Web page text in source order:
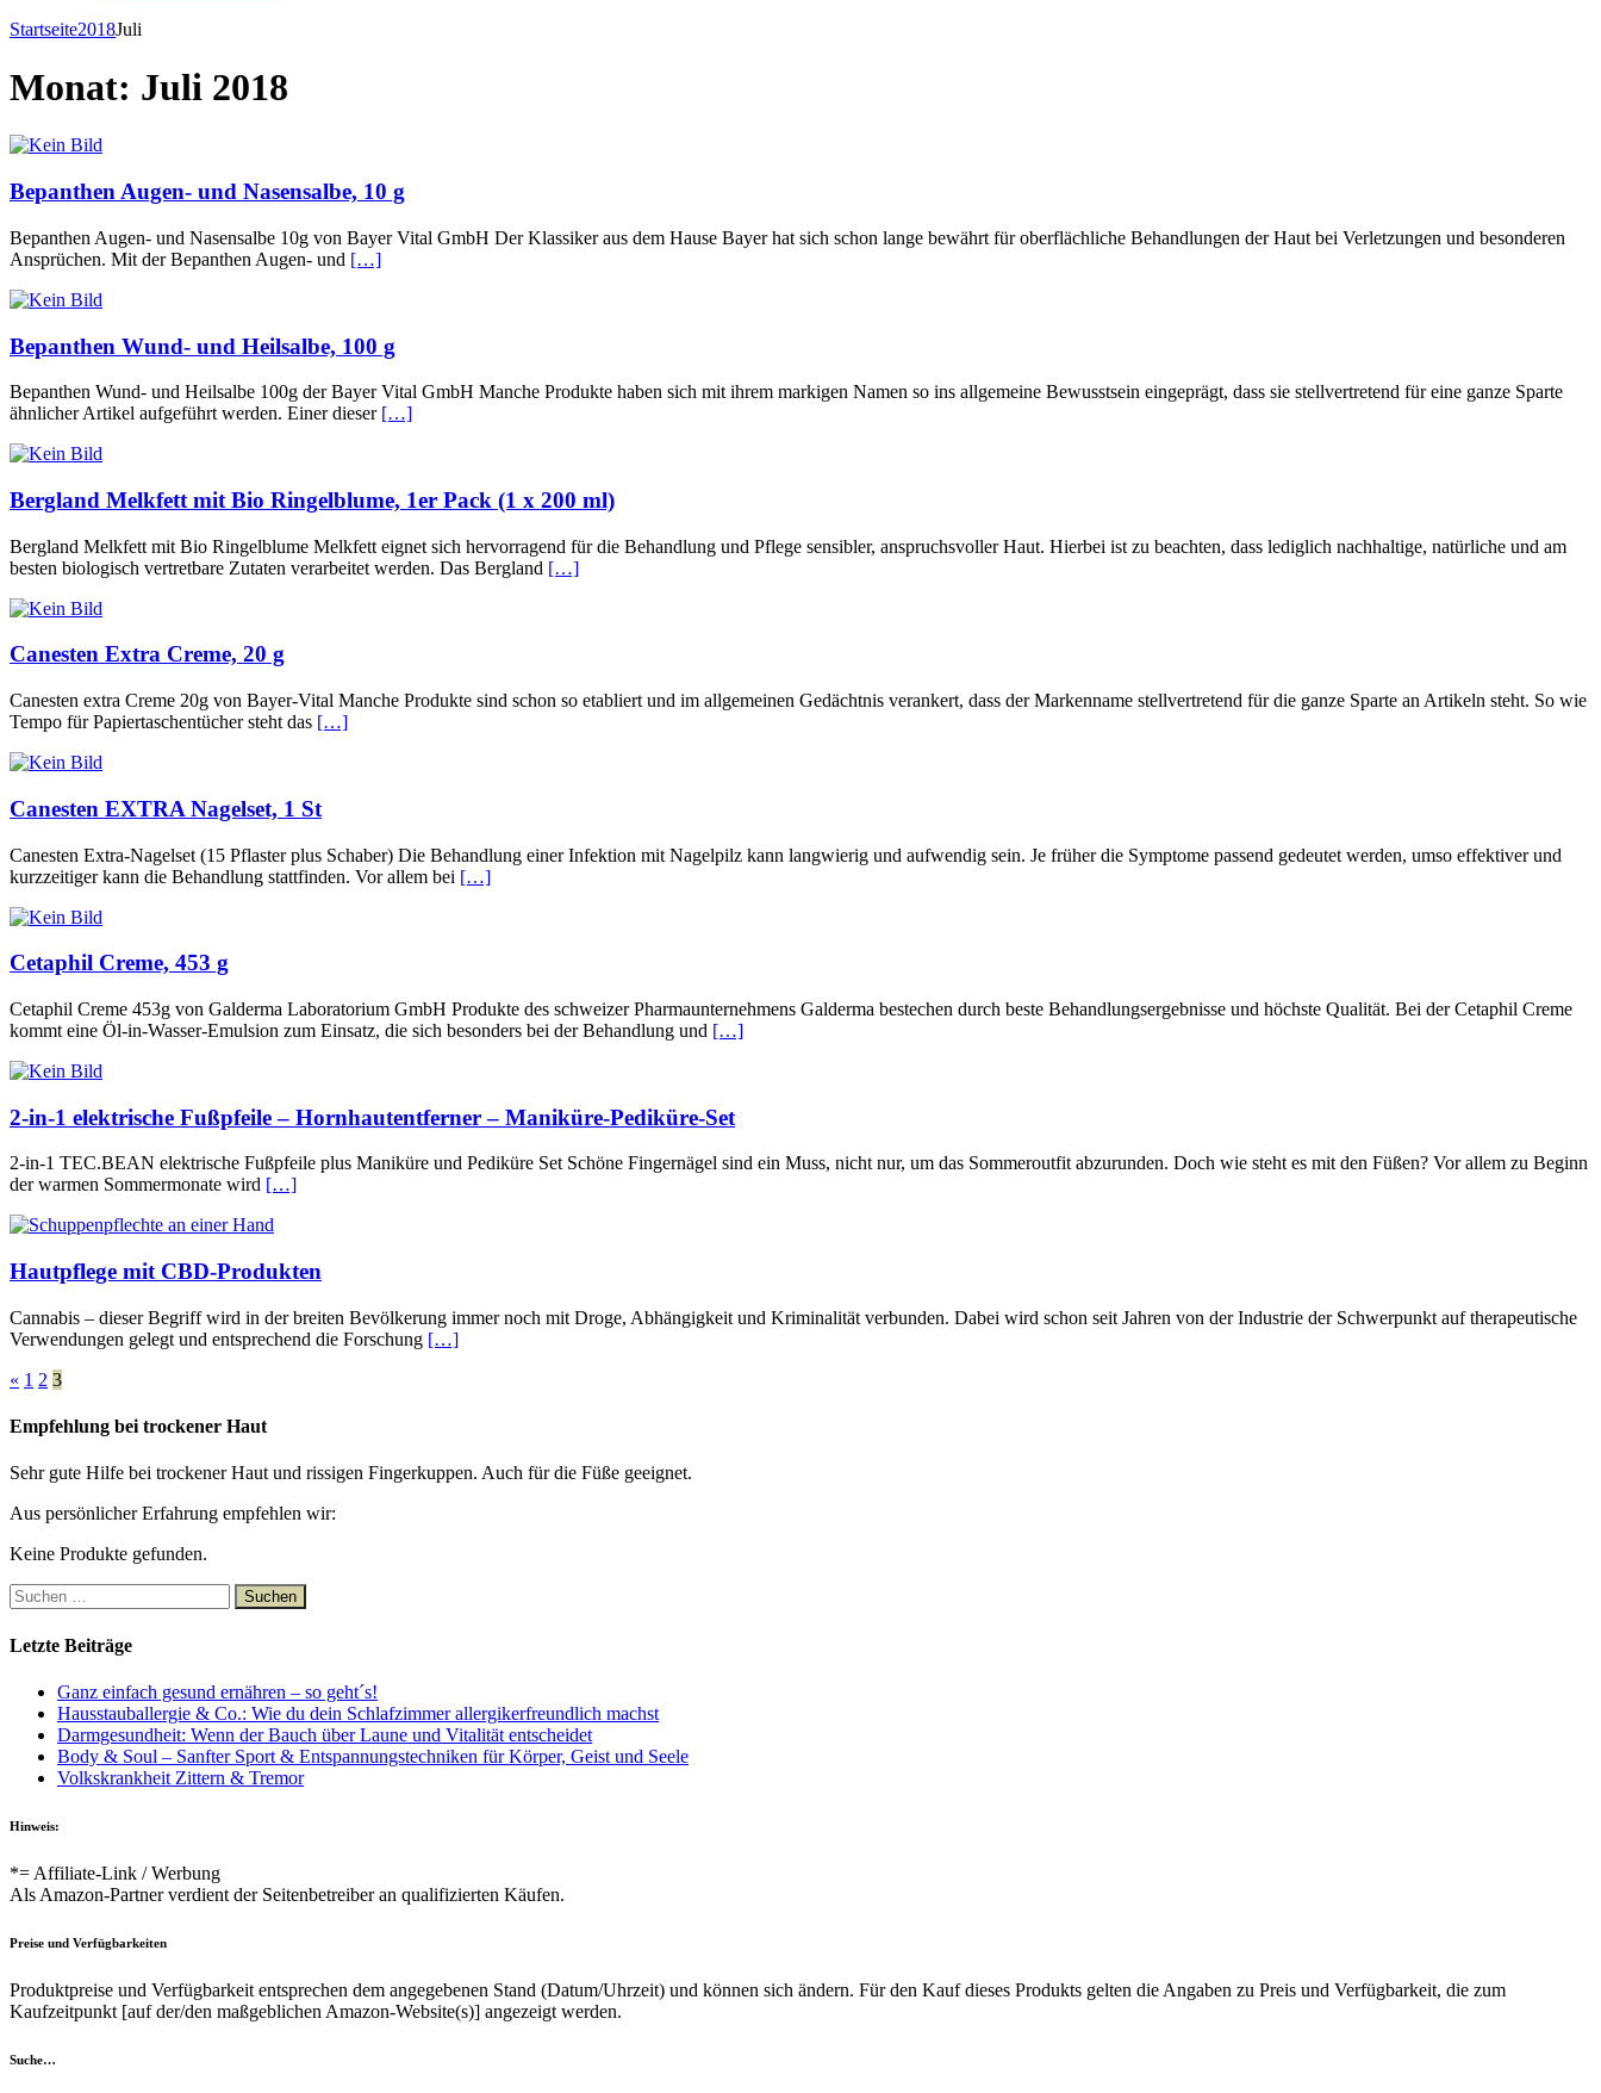
Startseite2018Juli
Monat: Juli 2018
Bepanthen Augen- und Nasensalbe, 10 g
Bepanthen Augen- und Nasensalbe 10g von Bayer Vital GmbH Der Klassiker aus dem Hause Bayer hat sich schon lange bewährt für oberflächliche Behandlungen der Haut bei Verletzungen und besonderen
Ansprüchen. Mit der Bepanthen Augen- und […]
Bepanthen Wund- und Heilsalbe, 100 g
Bepanthen Wund- und Heilsalbe 100g der Bayer Vital GmbH Manche Produkte haben sich mit ihrem markigen Namen so ins allgemeine Bewusstsein eingeprägt, dass sie stellvertretend für eine ganze Sparte
ähnlicher Artikel aufgeführt werden. Einer dieser […]
Bergland Melkfett mit Bio Ringelblume, 1er Pack (1 x 200 ml)
Bergland Melkfett mit Bio Ringelblume Melkfett eignet sich hervorragend für die Behandlung und Pflege sensibler, anspruchsvoller Haut. Hierbei ist zu beachten, dass lediglich nachhaltige, natürliche und am
besten biologisch vertretbare Zutaten verarbeitet werden. Das Bergland […]
Canesten Extra Creme, 20 g
Canesten extra Creme 20g von Bayer-Vital Manche Produkte sind schon so etabliert und im allgemeinen Gedächtnis verankert, dass der Markenname stellvertretend für die ganze Sparte an Artikeln steht. So wie
Tempo für Papiertaschentücher steht das […]
Canesten EXTRA Nagelset, 1 St
Canesten Extra-Nagelset (15 Pflaster plus Schaber) Die Behandlung einer Infektion mit Nagelpilz kann langwierig und aufwendig sein. Je früher die Symptome passend gedeutet werden, umso effektiver und
kurzzeitiger kann die Behandlung stattfinden. Vor allem bei […]
Cetaphil Creme, 453 g
Cetaphil Creme 453g von Galderma Laboratorium GmbH Produkte des schweizer Pharmaunternehmens Galderma bestechen durch beste Behandlungsergebnisse und höchste Qualität. Bei der Cetaphil Creme
kommt eine Öl-in-Wasser-Emulsion zum Einsatz, die sich besonders bei der Behandlung und […]
2-in-1 elektrische Fußpfeile – Hornhautentferner – Maniküre-Pediküre-Set
2-in-1 TEC.BEAN elektrische Fußpfeile plus Maniküre und Pediküre Set Schöne Fingernägel sind ein Muss, nicht nur, um das Sommeroutfit abzurunden. Doch wie steht es mit den Füßen? Vor allem zu Beginn
der warmen Sommermonate wird […]
Hautpflege mit CBD-Produkten
Cannabis – dieser Begriff wird in der breiten Bevölkerung immer noch mit Droge, Abhängigkeit und Kriminalität verbunden. Dabei wird schon seit Jahren von der Industrie der Schwerpunkt auf therapeutische
Verwendungen gelegt und entsprechend die Forschung […]
« 1 2 3
Empfehlung bei trockener Haut
Sehr gute Hilfe bei trockener Haut und rissigen Fingerkuppen. Auch für die Füße geeignet.
Aus persönlicher Erfahrung empfehlen wir:
Keine Produkte gefunden.
Suchen
nach:
Letzte Beiträge
Ganz einfach gesund ernähren – so geht´s!
Hausstauballergie & Co.: Wie du dein Schlafzimmer allergikerfreundlich machst
Darmgesundheit: Wenn der Bauch über Laune und Vitalität entscheidet
Body & Soul – Sanfter Sport & Entspannungstechniken für Körper, Geist und Seele
Volkskrankheit Zittern & Tremor
Hinweis:
*= Affiliate-Link / Werbung
Als Amazon-Partner verdient der Seitenbetreiber an qualifizierten Käufen.
Preise und Verfügbarkeiten
Produktpreise und Verfügbarkeit entsprechen dem angegebenen Stand (Datum/Uhrzeit) und können sich ändern. Für den Kauf dieses Produkts gelten die Angaben zu Preis und Verfügbarkeit, die zum
Kaufzeitpunkt [auf der/den maßgeblichen Amazon-Website(s)] angezeigt werden.
Suche…